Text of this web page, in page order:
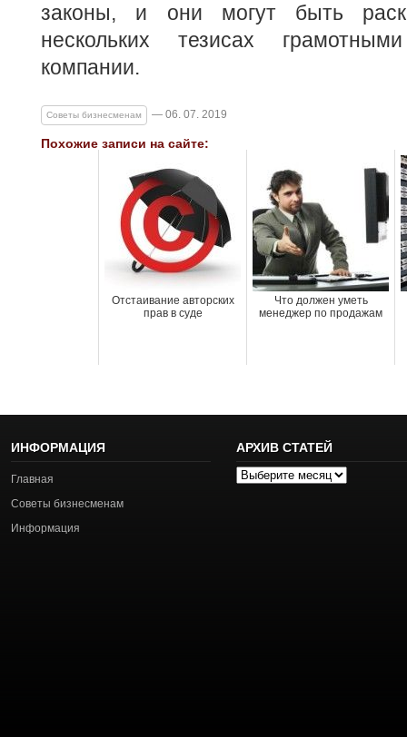
законы, и они могут быть
нескольких тезисах
компании.
Советы бизнесменам — 06. 07. 2019
Похожие записи на сайте:
Отстаивание авторских
прав в суде
Что должен уметь
менеджер по продажам
ИНФОРМАЦИЯ
Главная
Советы бизнесменам
Информация
АРХИВ СТАТЕЙ
Архив